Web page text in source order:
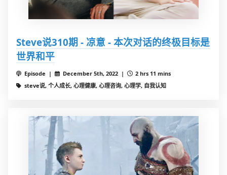
Steve说310期 - 凉意 - 本次对话的终极目标是
世界和平
Episode | December 5th, 2022 |
2 hrs 11 mins
steve说, 个人成长, 心理健康, 心理咨询, 心理学, 自我认知